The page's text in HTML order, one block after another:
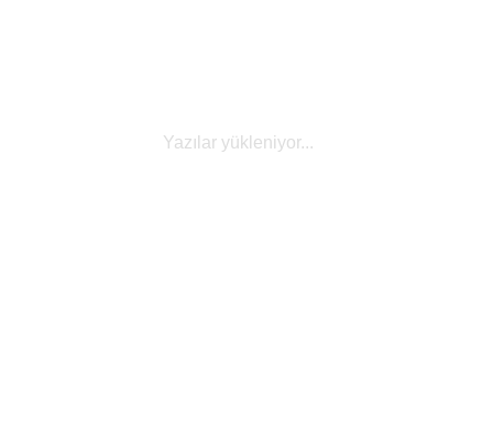
Yazılar yükleniyor...